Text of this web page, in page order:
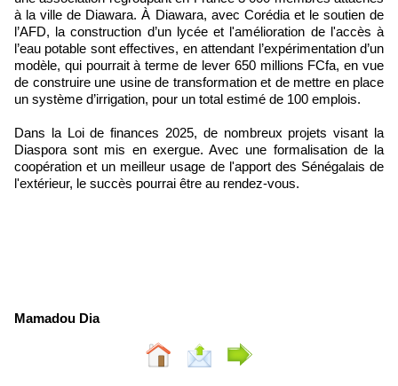
à la ville de Diawara. À Diawara, avec Corédia et le soutien de
l’AFD, la construction d’un lycée et l'amélioration de l'accès à
l’eau potable sont effectives, en attendant l’expérimentation d’un
modèle, qui pourrait à terme de lever 650 millions FCfa, en vue
de construire une usine de transformation et de mettre en place
un système d’irrigation, pour un total estimé de 100 emplois.
Dans la Loi de finances 2025, de nombreux projets visant la
Diaspora sont mis en exergue. Avec une formalisation de la
coopération et un meilleur usage de l'apport des Sénégalais de
l'extérieur, le succès pourrai être au rendez-vous.
Mamadou Dia